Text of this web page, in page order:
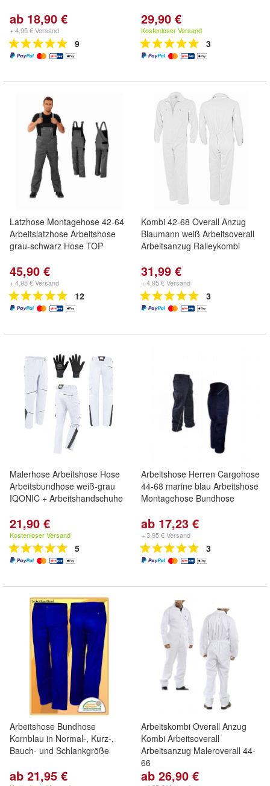
ab 18,90 €
+ 4,95 € Versand
9
29,90 €
Kostenloser Versand
3
Latzhose Montagehose 42-64
Arbeitslatzhose Arbeitshose
grau-schwarz Hose TOP
45,90 €
+ 4,95 € Versand
12
Kombi 42-68 Overall Anzug
Blaumann weiß Arbeitsoverall
Arbeitsanzug Ralleykombi
31,99 €
+ 4,95 € Versand
3
Malerhose Arbeitshose Hose
Arbeitsbundhose weiß-grau
IQONIC + Arbeitshandschuhe
21,90 €
Kostenloser Versand
5
Arbeitshose Herren Cargohose
44-68 marine blau Arbeitshose
Montagehose Bundhose
ab 17,23 €
+ 3,95 € Versand
3
Arbeitshose Bundhose
Kornblau in Normal-, Kurz-,
Bauch- und Schlankgröße
ab 21,95 €
Arbeitskombi Overall Anzug
Kombi Arbeitsoverall
Arbeitsanzug Maleroverall 44-
66
ab 26,90 €